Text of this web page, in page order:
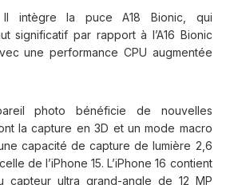
intègre la puce A18 Bionic, qui
significatif par rapport à l’A16 Bionic
une performance CPU augmentée
photo bénéficie de nouvelles
la capture en 3D et un mode macro
capacité de capture de lumière 2,6
de l’iPhone 15. L’iPhone 16 contient
capteur ultra grand-angle de 12 MP